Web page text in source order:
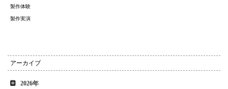
製作体験
製作実演
アーカイブ
2026年